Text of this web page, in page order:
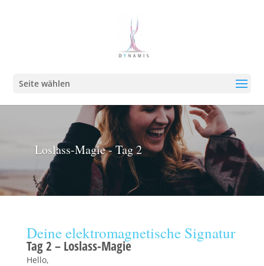
Seite wählen
Loslass-Magie - Tag 2
Deine elektromagnetische Signatur
Tag 2 – Loslass-Magie
Hello,